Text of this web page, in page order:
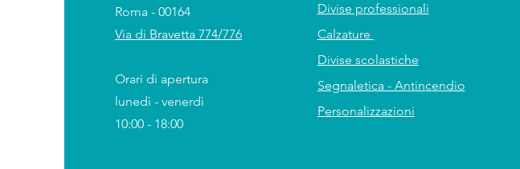
Roma - 00164
Via di Bravetta 774/776
Orari di apertura
lunedì - venerdì
10:00 - 18:00
Divise professionali
Calzature
Divise scolastiche
Segnaletica - Antincendio
Personalizzazioni